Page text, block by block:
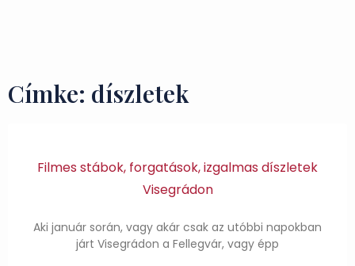
Címke: díszletek
Filmes stábok, forgatások, izgalmas díszletek
Visegrádon
Aki január során, vagy akár csak az utóbbi napokban
járt Visegrádon a Fellegvár, vagy épp